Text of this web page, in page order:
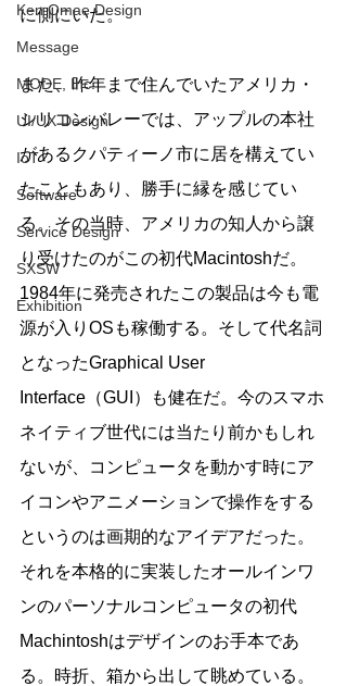
Ken Omae Design
Message
MODE, Inc.
UI/UX Design
IoT
Software
Service Design
SXSW
Exhibition
に側にいた。
また、昨年まで住んでいたアメリカ・
シリコンバレーでは、アップルの本社
があるクパティーノ市に居を構えてい
たこともあり、勝手に縁を感じてい
る。その当時、アメリカの知人から譲
り受けたのがこの初代Macintoshだ。
1984年に発売されたこの製品は今も電
源が入りOSも稼働する。そして代名詞
となったGraphical User
Interface（GUI）も健在だ。今のスマホ
ネイティブ世代には当たり前かもしれ
ないが、コンピュータを動かす時にア
イコンやアニメーションで操作をする
というのは画期的なアイデアだった。
それを本格的に実装したオールインワ
ンのパーソナルコンピュータの初代
Machintoshはデザインのお手本であ
る。時折、箱から出して眺めている。